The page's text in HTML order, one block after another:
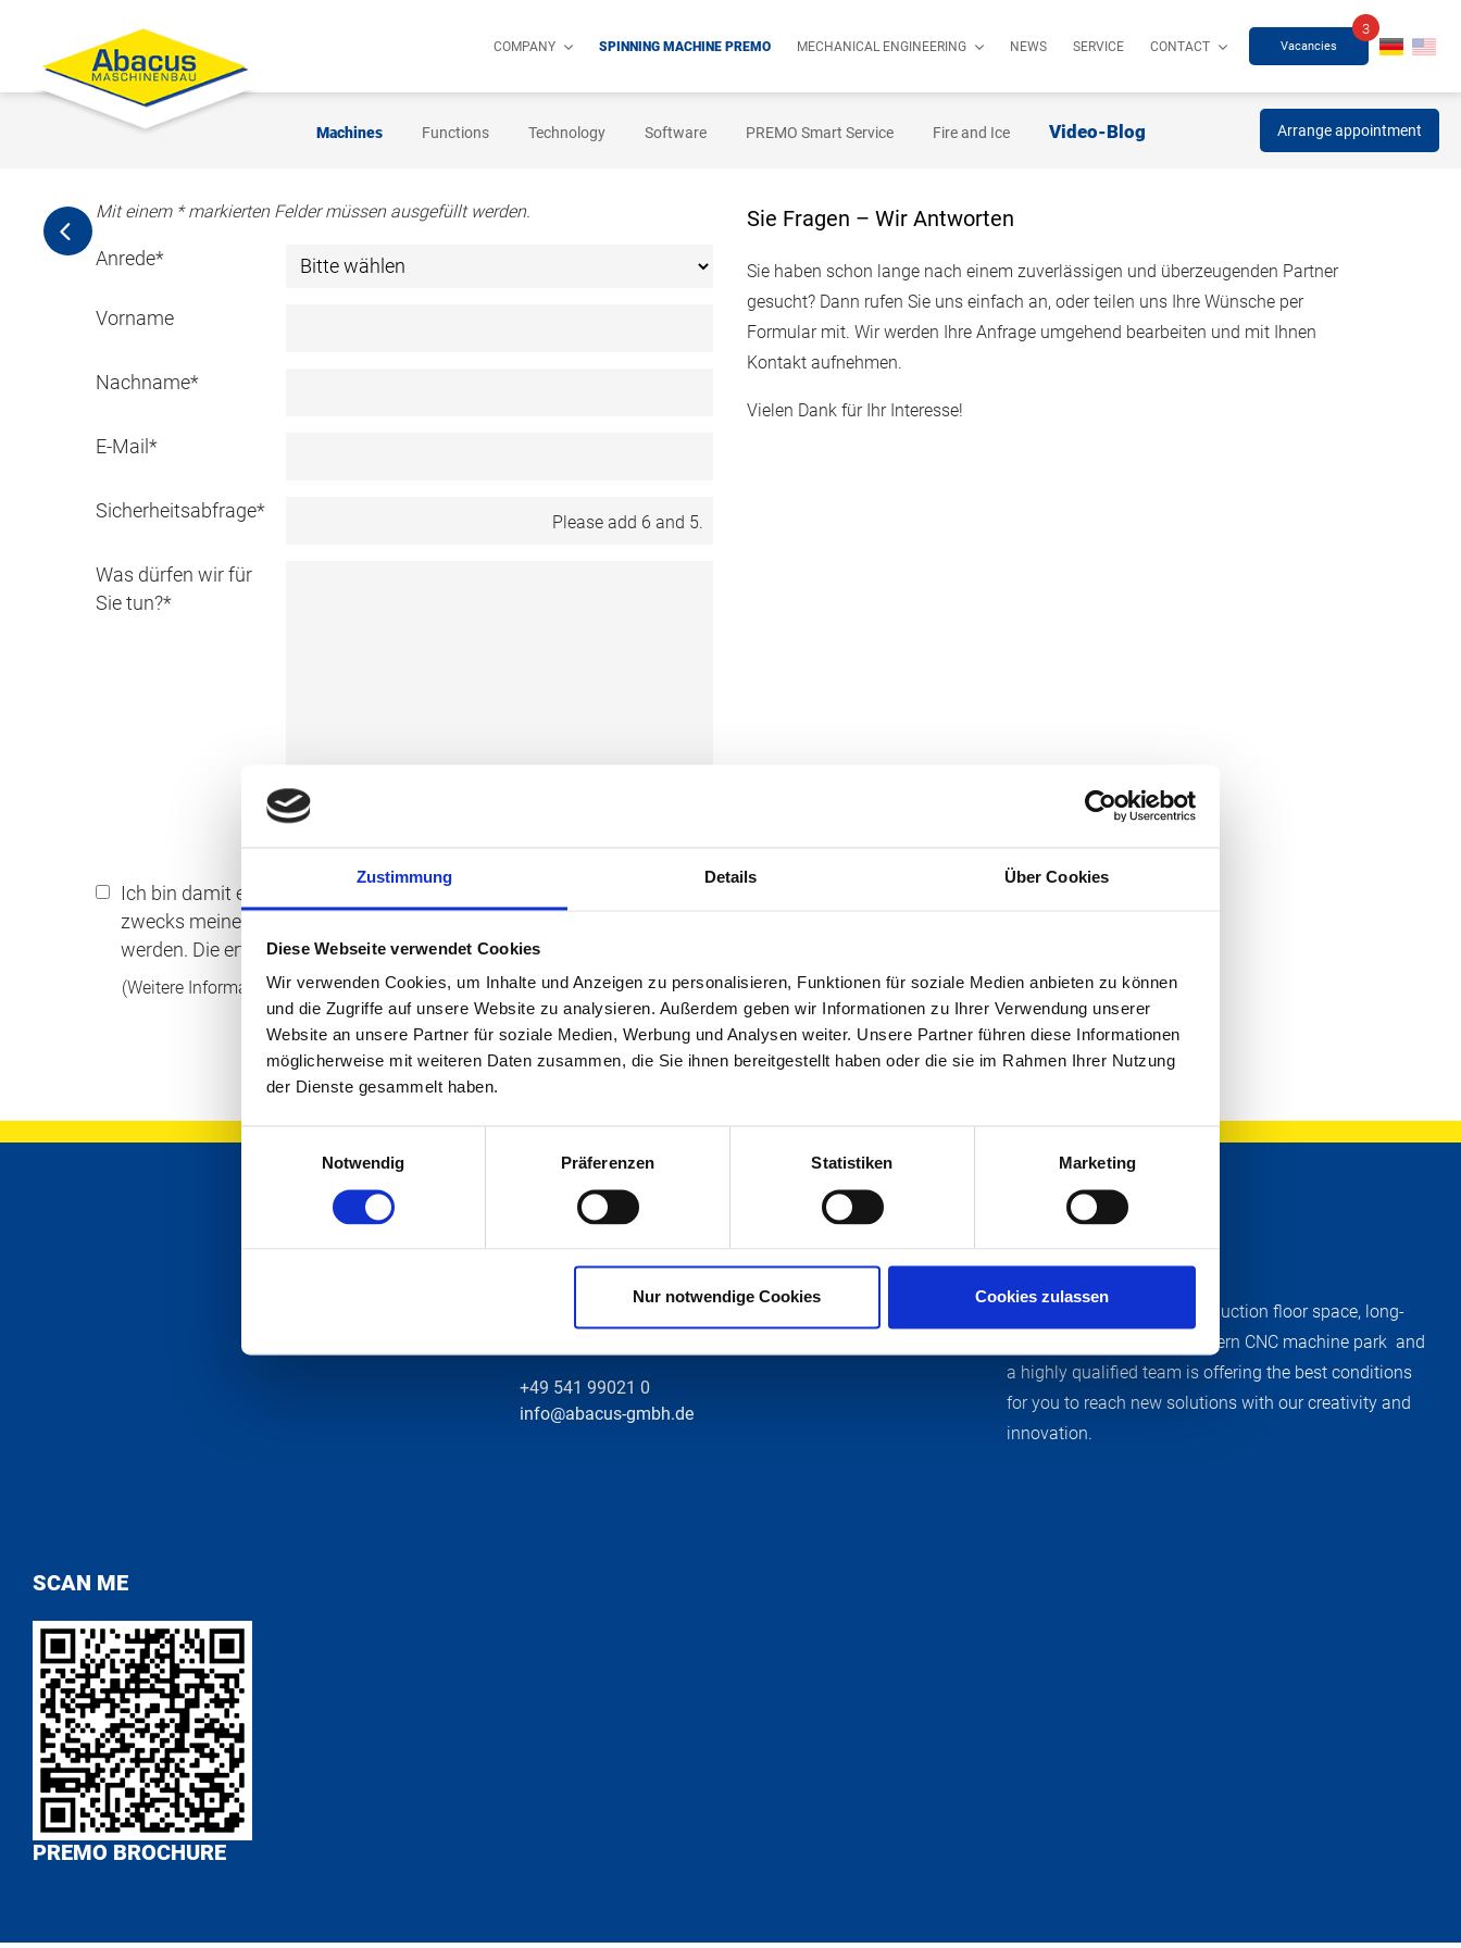
Zustimmung Details Über Cookies
Diese Webseite verwendet Cookies
Wir verwenden Cookies, um Inhalte und Anzeigen zu personalisieren, Funktionen für soziale Medien anbieten zu können
und die Zugriffe auf unsere Website zu analysieren. Außerdem geben wir Informationen zu Ihrer Verwendung unserer
Website an unsere Partner für soziale Medien, Werbung und Analysen weiter. Unsere Partner führen diese Informationen
möglicherweise mit weiteren Daten zusammen, die Sie ihnen bereitgestellt haben oder die sie im Rahmen Ihrer Nutzung
der Dienste gesammelt haben.
Notwendig
Präferenzen Statistiken Marketing
Nur notwendige Cookies Cookies zulassen
COMPANY SPINNING MACHINE PREMO MECHANICAL ENGINEERING NEWS SERVICE CONTACT Vacancies
3
Machines Functions Technology Software PREMO Smart Service Fire and Ice Video-Blog Arrange appointment
Mit einem * markierten Felder müssen ausgefüllt werden.
Anrede*
Vorname
Nachname*
E-Mail *
Sicherheitsabfrage*
Please add 6 and 5.
Was dürfen wir für
Sie tun?*
Ich bin damit einverstanden, dass meine Angaben und Daten
zwecks meiner Anfrage elektronisch erhoben und gespeichert
werden. Die erteilte Einwilligung kann ich jederzeit widerrufen.*
(Weitere Informationen finden Sie in derDatenschutzerklärung)
Sie Fragen – Wir Antworten
Sie haben schon lange nach einem zuverlässigen und überzeugenden Partner
gesucht? Dann rufen Sie uns einfach an, oder teilen uns Ihre Wünsche per
Formular mit. Wir werden Ihre Anfrage umgehend bearbeiten und mit Ihnen
Kontakt aufnehmen.
Vielen Dank für Ihr Interesse!
ABACUS MASCHINENBAU GMBH
+49 541 99021 0
info@abacus-gmbh.de
COMPANY PROFILE
1,600 square metres of production floor space, long-
standing experience, a modern CNC machine park and
a highly qualified team is offering the best conditions
for you to reach new solutions with our creativity and
innovation.
SCAN ME
PREMO BROCHURE